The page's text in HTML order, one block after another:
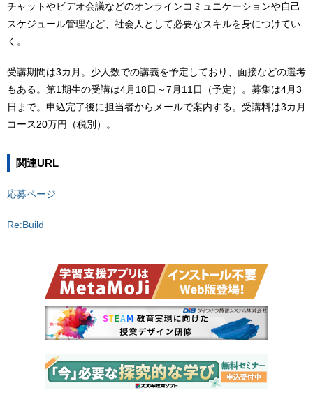
チャットやビデオ会議などのオンラインコミュニケーションや自己
スケジュール管理など、社会人として必要なスキルを身につけてい
く。
受講期間は3カ月。少人数での講義を予定しており、面接などの選考
もある。第1期生の受講は4月18日～7月11日（予定）。募集は4月3
日まで。申込完了後に担当者からメールで案内する。受講料は3カ月
コース20万円（税別）。
関連URL
応募ページ
Re:Build